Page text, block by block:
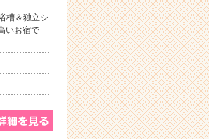
槽＆独立シ
いお宿で